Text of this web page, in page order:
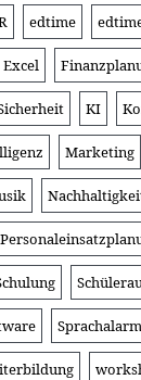
edtime
Excel
KI
Marketing